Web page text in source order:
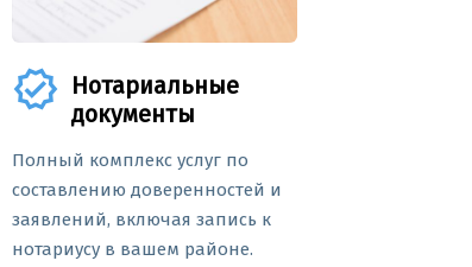
verified Нотариальные
документы
Полный комплекс услуг по
составлению доверенностей и
заявлений, включая запись к
нотариусу в вашем районе.